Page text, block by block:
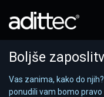
Boljše
Vas zanima, kako do
ponudili vam bomo